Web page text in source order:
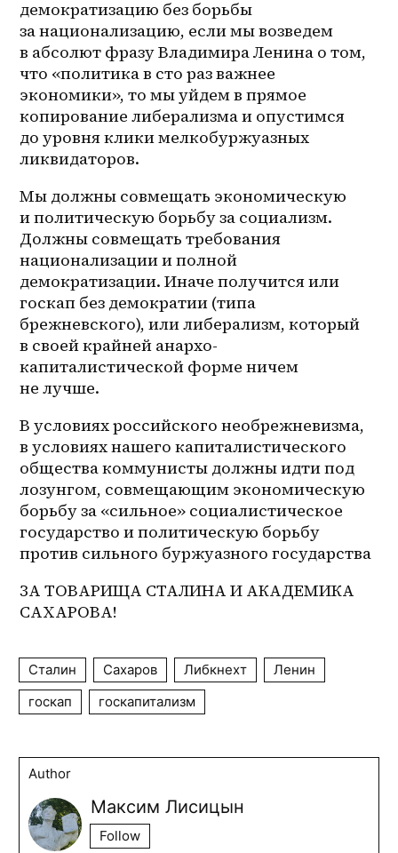
демократизацию без борьбы
за национализацию, если мы возведем
в абсолют фразу Владимира Ленина о том,
что «политика в сто раз важнее
экономики», то мы уйдем в прямое
копирование либерализма и опустимся
до уровня клики мелкобуржуазных
ликвидаторов.
Мы должны совмещать экономическую
и политическую борьбу за социализм.
Должны совмещать требования
национализации и полной
демократизации. Иначе получится или
госкап без демократии (типа
брежневского), или либерализм, который
в своей крайней анархо-
капиталистической форме ничем
не лучше.
В условиях российского необрежневизма,
в условиях нашего капиталистического
общества коммунисты должны идти под
лозунгом, совмещающим экономическую
борьбу за «сильное» социалистическое
государство и политическую борьбу
против сильного буржуазного государства
ЗА ТОВАРИЩА СТАЛИНА И АКАДЕМИКА
САХАРОВА!
Сталин Сахаров Либкнехт
Ленин
госкап
госкапитализм
Author
Максим Лисицын
Follow